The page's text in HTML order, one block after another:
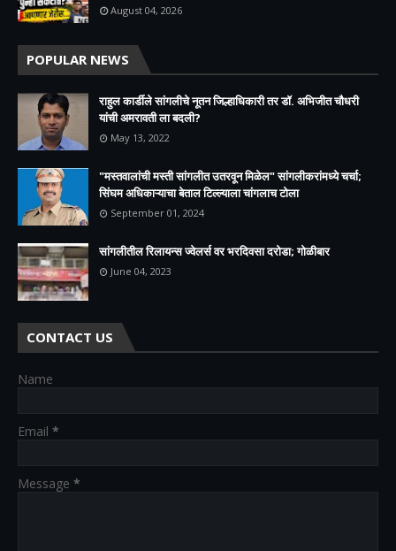
August 04, 2026
POPULAR NEWS
राहुल कार्डीले सांगलीचे नूतन जिल्हाधिकारी तर डॉ. अभिजीत चौधरी
यांची अमरावती ला बदली?
May 13, 2022
"मस्तवालांची मस्ती सांगलीत उतरवून मिळेल" सांगलीकरांमध्ये चर्चा;
सिंघम अधिकाऱ्याचा बेताल टिल्ल्याला चांगलाच टोला
September 01, 2024
सांगलीतील रिलायन्स ज्वेलर्स वर भरदिवसा दरोडा; गोळीबार
June 04, 2023
CONTACT US
Name
Email *
Message *